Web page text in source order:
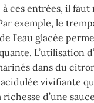
ces entrées, il
exemple, le
l’eau glacée
L’utilisation
dans du
vivifiante
d’une